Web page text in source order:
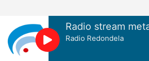
Radio Redondela